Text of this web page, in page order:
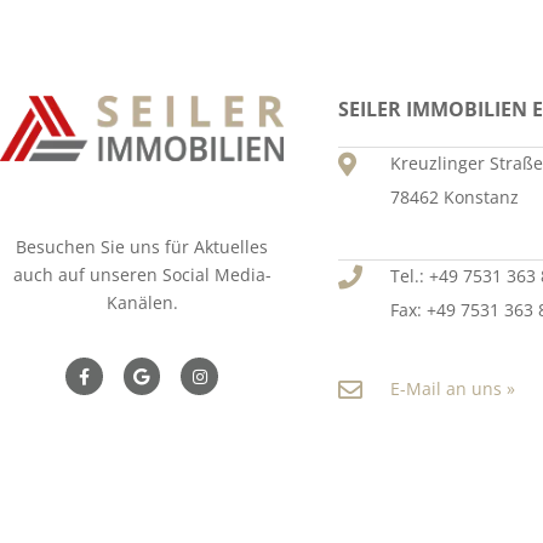
Besuchen Sie uns für Aktuelles
auch auf unseren Social Media-
Kanälen.
SEILER IMMOBILIEN
Kreuzlinger
78462 Konstanz
Tel.: +49 7531 363
Fax: +49 7531 363
E-Mail an uns »